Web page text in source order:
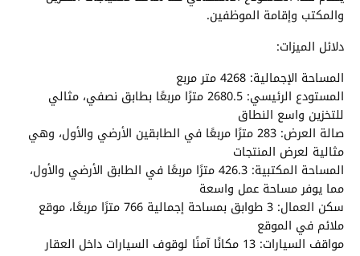
والمكتب وإقامة الموظفين.
دلائل الميزات:
المساحة الإجمالية: 4268 متر مربع
المستودع الرئيسي: 2680.5 مترًا مربعًا بطابق نصفي، مثالي
للتخزين واسع النطاق
صالة العرض: 283 مترًا مربعًا في الطابقين الأرضي والأول، وهي
مثالية لعرض المنتجات
المساحة المكتبية: 426.3 مترًا مربعًا في الطابق الأرضي والأول،
مما يوفر مساحة عمل واسعة
سكن العمال: 3 طوابق بمساحة إجمالية 766 مترًا مربعًا، موقع
ملائم في الموقع
مواقف السيارات: 13 مكانًا آمنًا لوقوف السيارات داخل العقار